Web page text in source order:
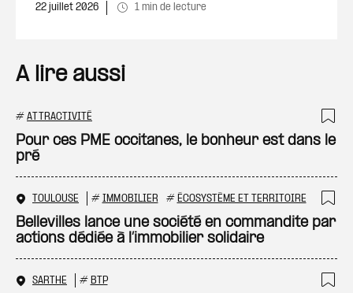
22 juillet 2026 1 min de lecture
A lire aussi
# ATTRACTIVITÉ
Pour ces PME occitanes, le bonheur est dans le
pré
TOULOUSE # IMMOBILIER # ÉCOSYSTÈME ET TERRITOIRE
Bellevilles lance une société en commandite par
actions dédiée à l’immobilier solidaire
SARTHE # BTP